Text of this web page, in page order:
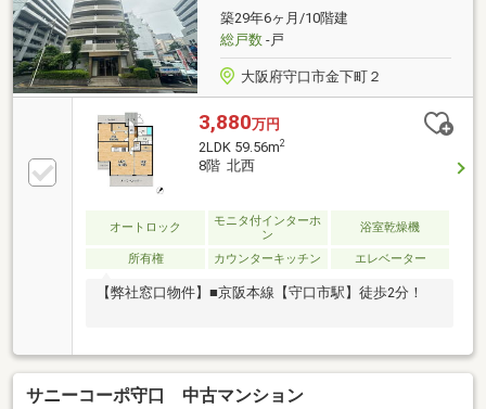
お気軽にお声がけ下さい。●一緒に夢のマイホーム叶
えましょう！●資金計画やローン減税の事もご相談下
さい。
築29年6ヶ月/10階建
総戸数-戸
大阪府守口市金下町２
3,880万円
2LDK 59.56m2
8階 北西
オートロック
モニタ付インターホ
ン
浴室乾燥機
所有権 カウンターキッチン エレベーター
【弊社窓口物件】■京阪本線【守口市駅】徒歩2分！
サニーコーポ守口 中古マンション